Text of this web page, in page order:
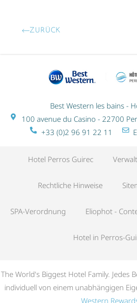
ZURÜCK
Best Western les bains -
100 avenue du Casino - 22700
+33 (0)2 96 91 22 11
Hotel Perros Guirec
Rechtliche Hinweise
SPA-Verordnung Eliophot -
Hotel in Perros-
The World's Biggest Hotel Family. Jedes
individuell von einem unabhängigen
Western